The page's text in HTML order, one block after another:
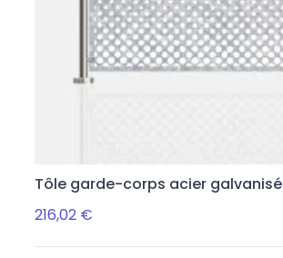
Tôle garde-corps acier galvanisé
216,02 €